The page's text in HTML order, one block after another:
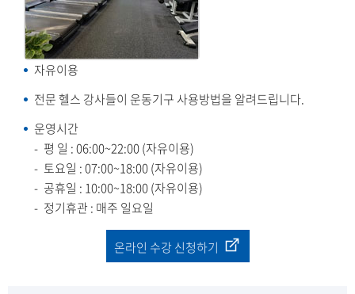
자유이용
전문 헬스 강사들이 운동기구 사용방법을 알려드립니다.
운영시간
평 일 : 06:00~22:00 (자유이용)
토요일 : 07:00~18:00 (자유이용)
공휴일 : 10:00~18:00 (자유이용)
정기휴관 : 매주 일요일
온라인 수강 신청하기